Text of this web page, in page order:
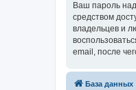
Ваш пароль
средством
владельцев и
email, после
База данных